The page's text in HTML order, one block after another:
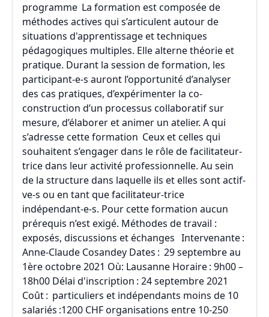
programme La formation est composée de
méthodes actives qui s’articulent autour de
situations d'apprentissage et techniques
pédagogiques multiples. Elle alterne théorie et
pratique. Durant la session de formation, les
participant-e-s auront l’opportunité d’analyser
des cas pratiques, d’expérimenter la co-
construction d’un processus collaboratif sur
mesure, d’élaborer et animer un atelier. A qui
s’adresse cette formation Ceux et celles qui
souhaitent s’engager dans le rôle de facilitateur-
trice dans leur activité professionnelle. Au sein
de la structure dans laquelle ils et elles sont actif-
ve-s ou en tant que facilitateur-trice
indépendant-e-s. Pour cette formation aucun
prérequis n’est exigé. Méthodes de travail :
exposés, discussions et échanges Intervenante :
Anne-Claude Cosandey Dates : 29 septembre au
1ère octobre 2021 Où: Lausanne Horaire : 9h00 –
18h00 Délai d'inscription : 24 septembre 2021
Coût : particuliers et indépendants moins de 10
salariés :1200 CHF organisations entre 10-250